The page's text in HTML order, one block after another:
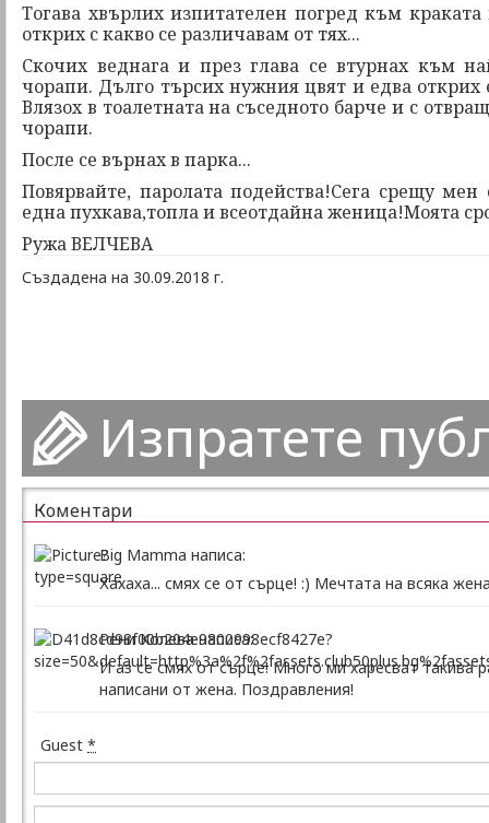
Тогава хвърлих изпитателен погред към
открих с какво се различавам от тях...
Скочих веднага и през глава се втурнах към
чорапи. Дълго търсих нужния цвят и едва
Влязох в тоалетната на съседното барче и с
чорапи.
После се върнах в парка...
Повярвайте, паролата подейства!Сега срещу мен
една пухкава,топла и всеотдайна женица!Моята
Ружа ВЕЛЧЕВА
Създадена на 30.09.2018 г.
Изпратете
Коментари
Big Mamma написа:
Хахаха... смях се от сърце! :) Мечтата на всяка
Рени Колева написа:
И аз се смях от сърце! Много ми харесват такива
написани от жена. Поздравления!
Guest *